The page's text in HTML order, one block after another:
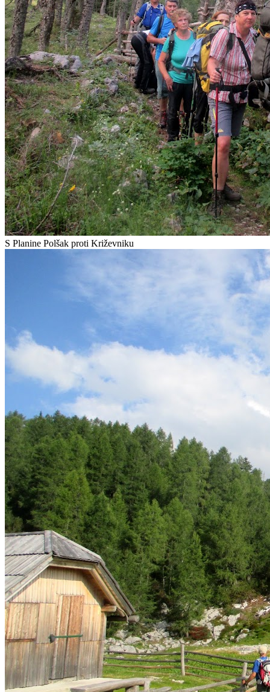
S Planine Polšak proti Križevniku